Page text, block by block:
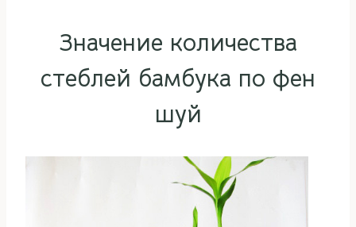
Значение количества
стеблей бамбука по фен
шуй